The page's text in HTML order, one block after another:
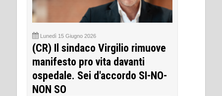
Lunedì 15 Giugno 2026
(CR) Il sindaco Virgilio rimuove
manifesto pro vita davanti
ospedale. Sei d'accordo SI-NO-
NON SO